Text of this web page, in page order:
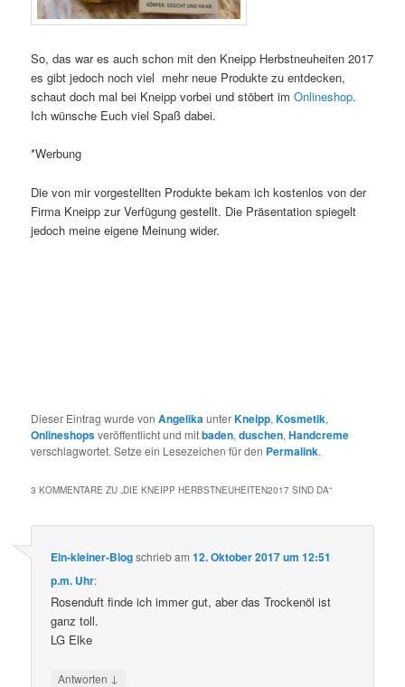
So, das war es auch schon mit den Kneipp Herbstneuheiten 2017
es gibt jedoch noch viel mehr neue Produkte zu entdecken,
schaut doch mal bei Kneipp vorbei und stöbert imOnlineshop.
Ich wünsche Euch viel Spaß dabei.
*Werbung
Die von mir vorgestellten Produkte bekam ich kostenlos von der
Firma Kneipp zur Verfügung gestellt. Die Präsentation spiegelt
jedoch meine eigene Meinung wider.
Dieser Eintrag wurde vonAngelikaunterKneipp,Kosmetik,
Onlineshopsveröffentlicht und mitbaden,duschen,Handcreme
verschlagwortet. Setze ein Lesezeichen für den Permalink.
3 KOMMENTARE ZU „DIE KNEIPP HERBSTNEUHEITEN2017 SIND DA“
Ein-kleiner-Blogschriebam12. Oktober 2017 um 12:51
p.m. Uhr:
Rosenduft finde ich immer gut, aber das Trockenöl ist
ganz toll.
LG Elke
Antworten ↓